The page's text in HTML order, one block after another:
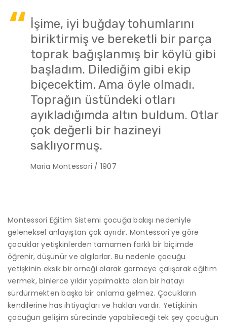
İşime, iyi buğday tohumlarını
biriktirmiş ve bereketli bir parça
toprak bağışlanmış bir köylü gibi
başladım. Dilediğim gibi ekip
biçecektim. Ama öyle olmadı.
Toprağın üstündeki otları
ayıkladığımda altın buldum. Otlar
çok değerli bir hazineyi
saklıyormuş.
Maria Montessori / 1907
Montessori Eğitim Sistemi çocuğa bakışı nedeniyle
geleneksel anlayıştan çok ayrıdır. Montessori’ye göre
çocuklar yetişkinlerden tamamen farklı bir biçimde
öğrenir, düşünür ve algılarlar. Bu nedenle çocuğu
yetişkinin eksik bir örneği olarak görmeye çalışarak eğitim
vermek, binlerce yıldır yapılmakta olan bir hatayı
sürdürmekten başka bir anlama gelmez. Çocukların
kendilerine has ihtiyaçları ve hakları vardır. Yetişkinin
çocuğun gelişim sürecinde yapabileceği tek şey çocuğun